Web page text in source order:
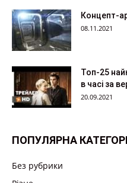
Концепт-
08.11.2021
Топ-25
в часі за
20.09.2021
ПОПУЛЯРНА
Без рубрики